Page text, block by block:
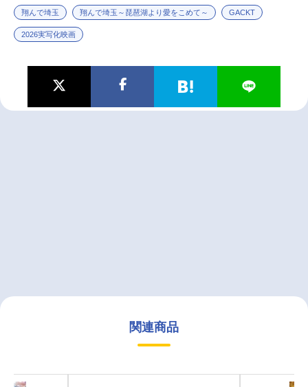
翔んで埼玉 翔んで埼玉～琵琶湖より愛をこめて～ GACKT
2026実写化映画
関連商品